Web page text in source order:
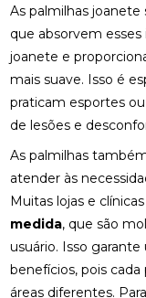
As palmilhas
que absorvem
joanete e
mais suave. Isso é
praticam esportes
de lesões e
As palmilhas
atender às
Muitas lojas e
medida, que são
usuário. Isso
benefícios, pois
áreas diferentes.
BENEFÍCIOS DA
BENEFÍCIOS DA
BENEFÍCIOS DA PALMILA ORTOPÉDICA PARA
BENEFÍCIOS DA PALMILHA PARA JOANETE QUE
VOCÊ PRECISA
BENEFÍCIOS DA
BENEFÍCIOS DA QUIROPRAXIA CERVICAL PARA SUA
SAÚDE